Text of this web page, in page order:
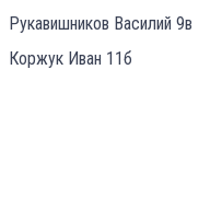
Василий 9в
Иван 11б